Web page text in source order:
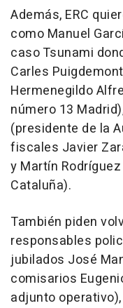
Además, ERC
como Manuel
caso Tsunami
Carles
Hermenegildo
número 13
(presidente de la
fiscales Javier
y Martín
Cataluña).
También piden
responsables
jubilados José
comisarios
adjunto